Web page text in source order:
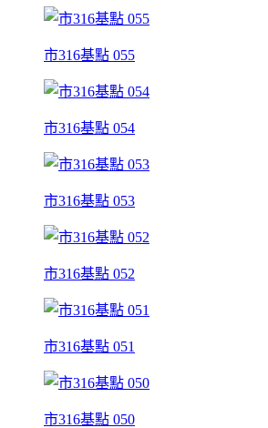
市316基點 055
市316基點 054
市316基點 053
市316基點 052
市316基點 051
市316基點 050